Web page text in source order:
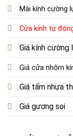
Mái kính cường
Cửa kính tự
Giá kính cường
Giá cửa nhôm
Giá tấm nhựa
Giá gương soi